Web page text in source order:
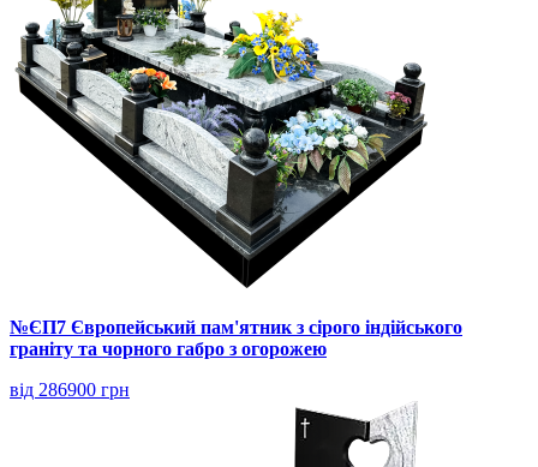
№ЄП7 Європейський пам'ятник з сірого індійського
граніту та чорного габро з огорожею
від 286900 грн